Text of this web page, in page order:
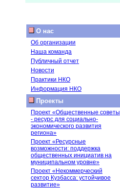
О нас
Об организации
Наша команда
Публичный отчет
Новости
Практики НКО
Информация НКО
Проекты
Проект «Общественные советы
- ресурс для социально-
экономического развития
региона»
Проект «Ресурсные
возможности: поддержка
общественных инициатив на
муниципальном уровне»
Проект «Некоммерческий
сектор Кузбасса: устойчивое
развитие»